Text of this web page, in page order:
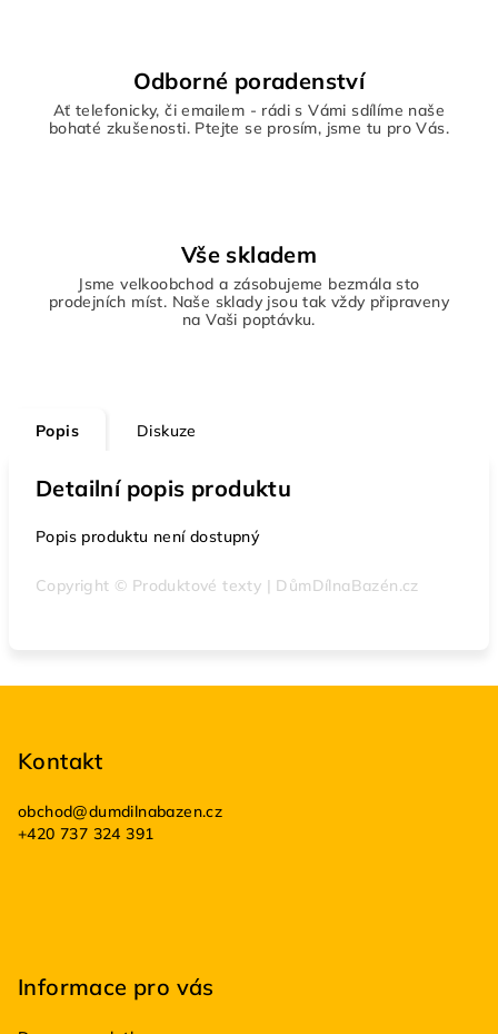
Odborné poradenství
Ať telefonicky, či emailem - rádi s Vámi sdílíme naše
bohaté zkušenosti. Ptejte se prosím, jsme tu pro Vás.
Vše skladem
Jsme velkoobchod a zásobujeme bezmála sto
prodejních míst. Naše sklady jsou tak vždy připraveny
na Vaši poptávku.
Popis Diskuze
Detailní popis produktu
Popis produktu není dostupný
Copyright © Produktové texty | DůmDílnaBazén.cz
Kontakt
obchod@dumdilnabazen.cz
+420 737 324 391
Informace pro vás